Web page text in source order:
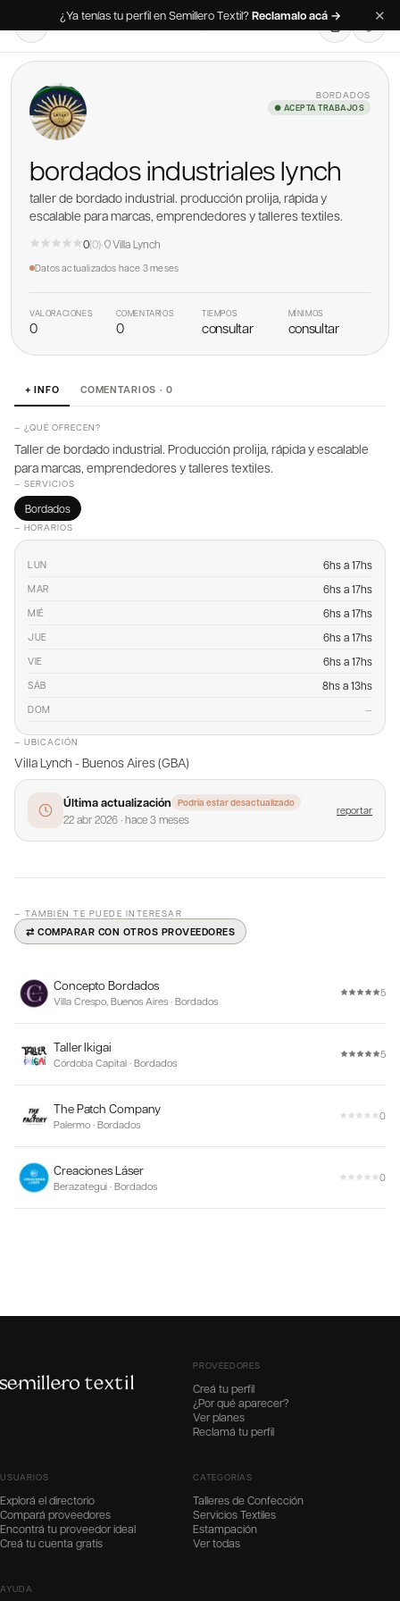
¿Ya tenías tu perfil en Semillero Textil? Reclamalo acá → ✕
BORDADOS
● ACEPTA TRABAJOS
bordados industriales lynch
taller de bordado industrial. producción prolija, rápida y
escalable para marcas, emprendedores y talleres textiles.
0(0)· Villa Lynch
Datos actualizados hace 3 meses
VALORACIONES
0
COMENTARIOS
0
TIEMPOS
consultar
MÍNIMOS
consultar
+ INFO COMENTARIOS · 0
— ¿QUÉ OFRECEN?
Taller de bordado industrial. Producción prolija, rápida y escalable
para marcas, emprendedores y talleres textiles.
— SERVICIOS
Bordados
— HORARIOS
LUN 6hs a 17hs
MAR 6hs a 17hs
MIÉ 6hs a 17hs
JUE 6hs a 17hs
VIE 6hs a 17hs
SÁB 8hs a 13hs
DOM —
— UBICACIÓN
Villa Lynch - Buenos Aires (GBA)
Última actualización Podría estar desactualizado
22 abr 2026·hace 3 meses
reportar
— TAMBIÉN TE PUEDE INTERESAR
⇄ COMPARAR CON OTROS PROVEEDORES
Concepto Bordados
Villa Crespo, Buenos Aires · Bordados
5
Taller Ikigai
Córdoba Capital · Bordados
5
The Patch Company
Palermo · Bordados
0
Creaciones Láser
Berazategui · Bordados
0
PROVEEDORES
Creá tu perfil
¿Por qué aparecer?
Ver planes
Reclamá tu perfil
USUARIOS
Explorá el directorio
Compará proveedores
Encontrá tu proveedor ideal
Creá tu cuenta gratis
CATEGORÍAS
Talleres de Confección
Servicios Textiles
Estampación
Ver todas
AYUDA